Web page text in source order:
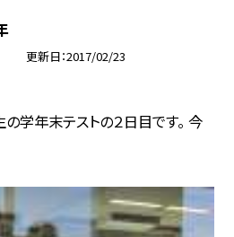
更新日 2017/02/23
生の学年末テストの２日目です。 今